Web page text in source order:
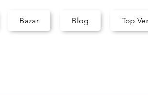
S
Bazar Blog Top